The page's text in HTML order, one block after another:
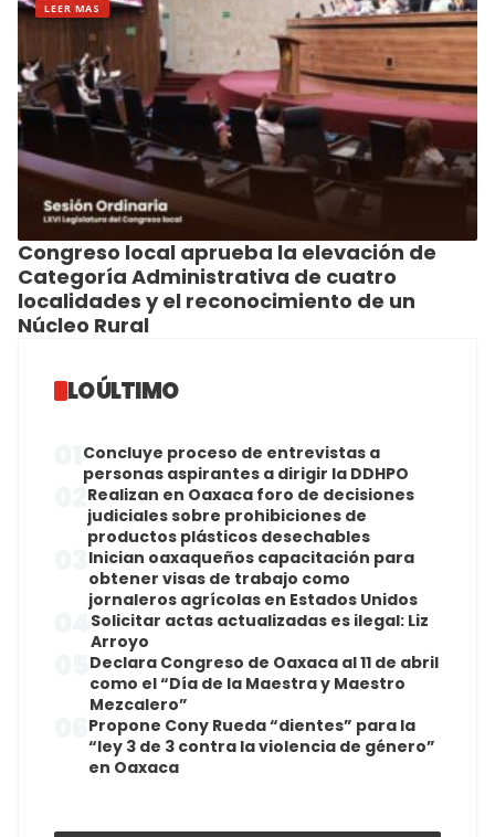
LEER MAS
Congreso local aprueba la elevación de
Categoría Administrativa de cuatro
localidades y el reconocimiento de un
Núcleo Rural
LO ÚLTIMO
Concluye proceso de entrevistas a
personas aspirantes a dirigir la DDHPO
Realizan en Oaxaca foro de decisiones
judiciales sobre prohibiciones de
productos plásticos desechables
Inician oaxaqueños capacitación para
obtener visas de trabajo como
jornaleros agrícolas en Estados Unidos
Solicitar actas actualizadas es ilegal: Liz
Arroyo
Declara Congreso de Oaxaca al 11 de abril
como el “Día de la Maestra y Maestro
Mezcalero”
Propone Cony Rueda “dientes” para la
“ley 3 de 3 contra la violencia de género”
en Oaxaca